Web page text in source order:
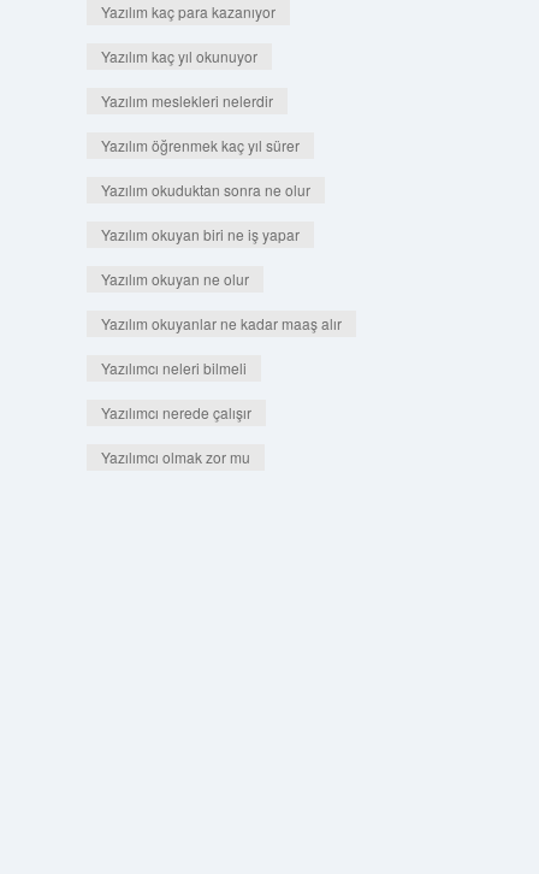
Yazılım kaç para kazanıyor
Yazılım kaç yıl okunuyor
Yazılım meslekleri nelerdir
Yazılım öğrenmek kaç yıl sürer
Yazılım okuduktan sonra ne olur
Yazılım okuyan biri ne iş yapar
Yazılım okuyan ne olur
Yazılım okuyanlar ne kadar maaş alır
Yazılımcı neleri bilmeli
Yazılımcı nerede çalışır
Yazılımcı olmak zor mu